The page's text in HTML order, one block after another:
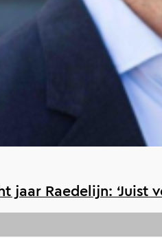
jaar Raedelijn: ‘Juist